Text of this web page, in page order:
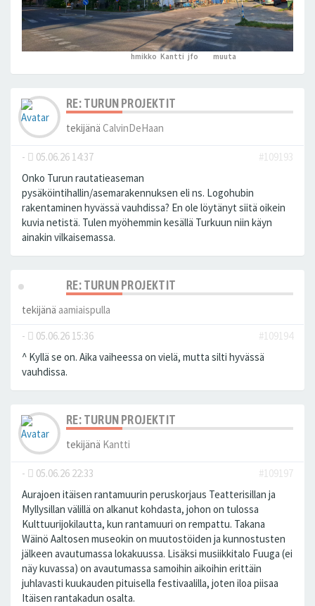
hmikko ,Kantti ,jfo ja 2muuta
RE: TURUN PROJEKTIT
tekijänä CalvinDeHaan
- 05.06.26 14:37
#109193
Onko Turun rautatieaseman
pysäköintihallin/asemarakennuksen eli ns. Logohubin
rakentaminen hyvässä vauhdissa? En ole löytänyt siitä oikein
kuvia netistä. Tulen myöhemmin kesällä Turkuun niin käyn
ainakin vilkaisemassa.
RE: TURUN PROJEKTIT
tekijänä aamiaispulla
-
05.06.26 15:36
#109194
^ Kyllä se on. Aika vaiheessa on vielä, mutta silti hyvässä
vauhdissa.
RE: TURUN PROJEKTIT
tekijänä Kantti
- 05.06.26 22:33
#109197
Aurajoen itäisen rantamuurin peruskorjaus Teatterisillan ja
Myllysillan välillä on alkanut kohdasta, johon on tulossa
Kulttuurijokilautta, kun rantamuuri on rempattu. Takana
Wäinö Aaltosen museokin on muutostöiden ja kunnostusten
jälkeen avautumassa lokakuussa. Lisäksi musiikkitalo Fuuga (ei
näy kuvassa) on avautumassa samoihin aikoihin erittäin
juhlavasti kuukauden pituisella festivaalilla, joten iloa piisaa
Itäisen rantakadun osalta.